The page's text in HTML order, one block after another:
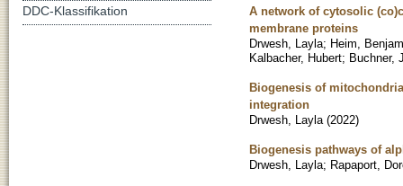
A network of cytosolic
membrane proteins
Drwesh, Layla; Heim,
Kalbacher, Hubert; Buchner,
Biogenesis of
integration
Drwesh, Layla (2022)
Biogenesis pathways of
Drwesh, Layla; Rapaport,
DDC-Klassifikation